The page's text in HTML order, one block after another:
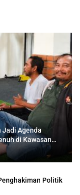
Jadi Agenda
di Kawasan
Politik